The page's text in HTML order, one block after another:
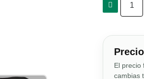
El precio
cambias